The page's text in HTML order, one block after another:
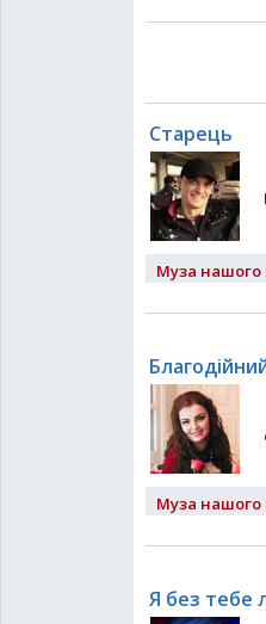
Старець
Муза нашого
Муза нашого
Я без тебе